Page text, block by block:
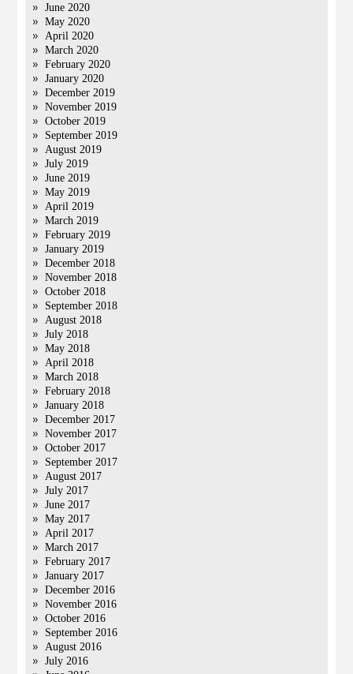
June 2020
May 2020
April 2020
March 2020
February 2020
January 2020
December 2019
November 2019
October 2019
September 2019
August 2019
July 2019
June 2019
May 2019
April 2019
March 2019
February 2019
January 2019
December 2018
November 2018
October 2018
September 2018
August 2018
July 2018
May 2018
April 2018
March 2018
February 2018
January 2018
December 2017
November 2017
October 2017
September 2017
August 2017
July 2017
June 2017
May 2017
April 2017
March 2017
February 2017
January 2017
December 2016
November 2016
October 2016
September 2016
August 2016
July 2016